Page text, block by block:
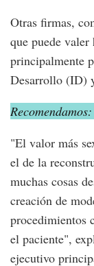
Otras firmas,
que puede
principalmente
Desarrollo (ID)
"El valor más
el de la
muchas cosas
creación de
procedimientos
el paciente",
ejecutivo